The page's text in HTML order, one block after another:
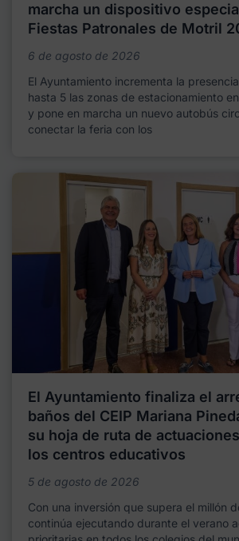
marcha un dispositivo
Fiestas Patronales de Motril
6 de agosto de 2026
El Ayuntamiento incrementa la
hasta 5 las zonas de estacionamiento
y pone en marcha un nuevo autobús
conectar la feria con los
El Ayuntamiento finaliza el
baños del CEIP Mariana
su hoja de ruta de
los centros educativos
5 de agosto de 2026
Con una inversión que supera el millón
continúa ejecutando durante el verano